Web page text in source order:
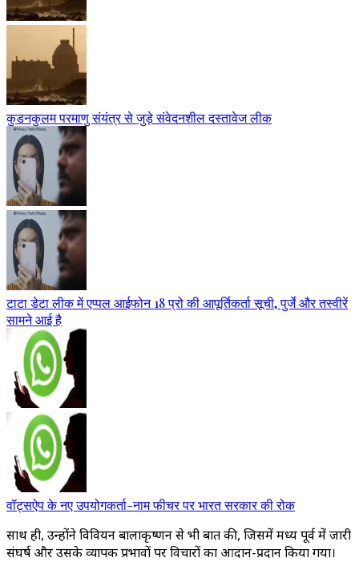
कुडनकुलम परमाणु संयंत्र से जुड़े संवेदनशील दस्तावेज लीक
टाटा डेटा लीक में एप्पल आईफोन 18 प्रो की आपूर्तिकर्ता सूची, पुर्जे और तस्वीरें
सामने आई है
वॉट्सऐप के नए उपयोगकर्ता-नाम फीचर पर भारत सरकार की रोक
साथ ही, उन्होंने विवियन बालाकृष्णन से भी बात की, जिसमें मध्य पूर्व में जारी
संघर्ष और उसके व्यापक प्रभावों पर विचारों का आदान-प्रदान किया गया।